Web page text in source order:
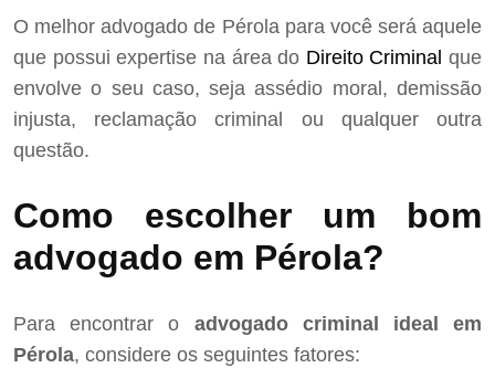
O melhor advogado de Pérola para você será aquele
que possui expertise na área do Direito Criminal que
envolve o seu caso, seja assédio moral, demissão
injusta, reclamação criminal ou qualquer outra
questão.
Como escolher um bom
advogado em Pérola?
Para encontrar o advogado criminal ideal em
Pérola, considere os seguintes fatores: